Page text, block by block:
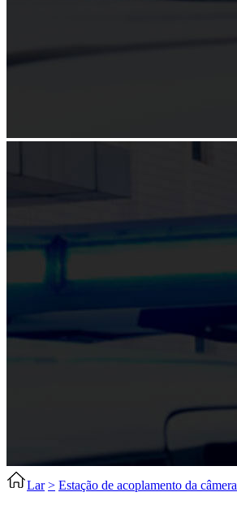
Lar > Estação de acoplamento da câmera